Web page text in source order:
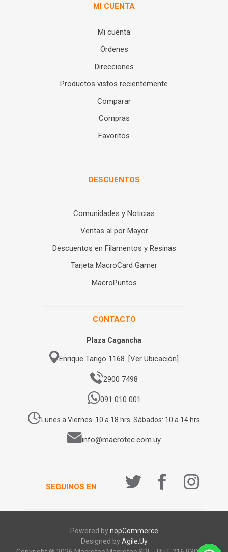
MI CUENTA
Mi cuenta
Órdenes
Direcciones
Productos vistos recientemente
Comparar
Compras
Favoritos
DESCUENTOS
Comunidades y Noticias
Ventas al por Mayor
Descuentos en Filamentos y Resinas
Tarjeta MacroCard Gamer
MacroPuntos
CONTACTO
Plaza Cagancha
Enrique Tarigo 1168. [Ver Ubicación]
2900 7498
091 010 001
Lunes a Viernes: 10 a 18 hrs. Sábados: 10 a 14 hrs
info@macrotec.com.uy
SEGUINOS EN
Powered bynopCommerce
Designed byAgile.Uy